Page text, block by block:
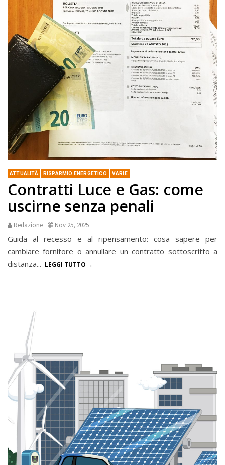
ATTUALITÀ RISPARMIO ENERGETICO VARIE
Contratti Luce e Gas: come
uscirne senza penali
Redazione Nov 25, 2025
Guida al recesso e al ripensamento: cosa sapere per
cambiare fornitore o annullare un contratto sottoscritto a
distanza... LEGGI TUTTO